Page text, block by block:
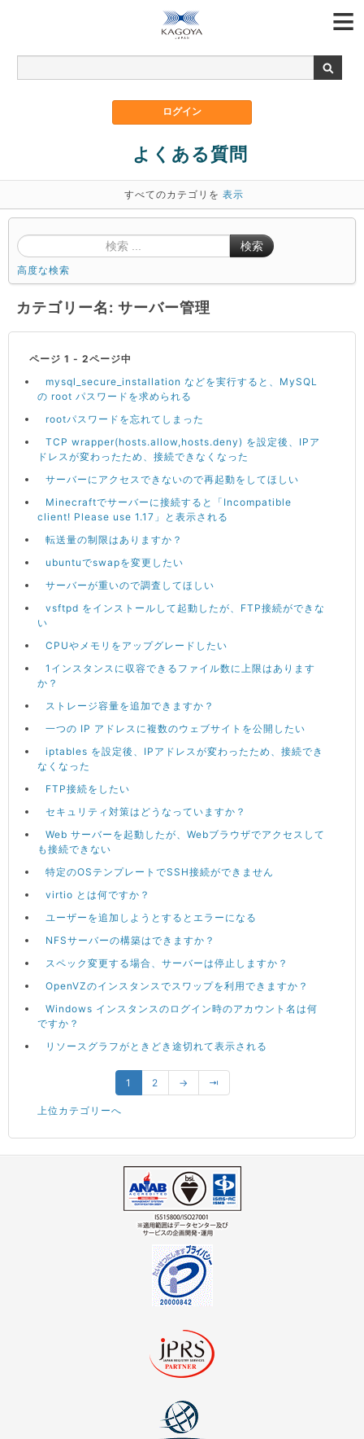
よくある質問
すべてのカテゴリを 表示
検索
高度な検索
カテゴリー名: サーバー管理
ページ 1 - 2ページ中
mysql_secure_installation などを実行すると、MySQL
の root パスワードを求められる
rootパスワードを忘れてしまった
TCP wrapper(hosts.allow,hosts.deny) を設定後、IPア
ドレスが変わったため、接続できなくなった
サーバーにアクセスできないので再起動をしてほしい
Minecraftでサーバーに接続すると「Incompatible
client! Please use 1.17」と表示される
転送量の制限はありますか？
ubuntuでswapを変更したい
サーバーが重いので調査してほしい
vsftpd をインストールして起動したが、FTP接続ができな
い
CPUやメモリをアップグレードしたい
1インスタンスに収容できるファイル数に上限はあります
か？
ストレージ容量を追加できますか？
一つの IP アドレスに複数のウェブサイトを公開したい
iptables を設定後、IPアドレスが変わったため、接続でき
なくなった
FTP接続をしたい
セキュリティ対策はどうなっていますか？
Web サーバーを起動したが、Webブラウザでアクセスして
も接続できない
特定のOSテンプレートでSSH接続ができません
virtio とは何ですか？
ユーザーを追加しようとするとエラーになる
NFSサーバーの構築はできますか？
スペック変更する場合、サーバーは停止しますか？
OpenVZのインスタンスでスワップを利用できますか？
Windows インスタンスのログイン時のアカウント名は何
ですか？
リソースグラフがときどき途切れて表示される
1 2 → ⇥
上位カテゴリーへ